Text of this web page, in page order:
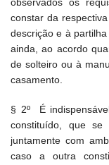
constar da
descrição e à
ainda, ao acordo
de solteiro ou à
casamento.
§ 2º É
constituído, que se
juntamente com
caso a outra